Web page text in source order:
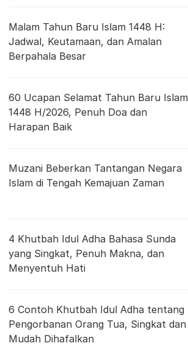
Malam Tahun Baru Islam 1448 H:
Jadwal, Keutamaan, dan Amalan
Berpahala Besar
60 Ucapan Selamat Tahun Baru Islam
1448 H/2026, Penuh Doa dan
Harapan Baik
Muzani Beberkan Tantangan Negara
Islam di Tengah Kemajuan Zaman
4 Khutbah Idul Adha Bahasa Sunda
yang Singkat, Penuh Makna, dan
Menyentuh Hati
6 Contoh Khutbah Idul Adha tentang
Pengorbanan Orang Tua, Singkat dan
Mudah Dihafalkan